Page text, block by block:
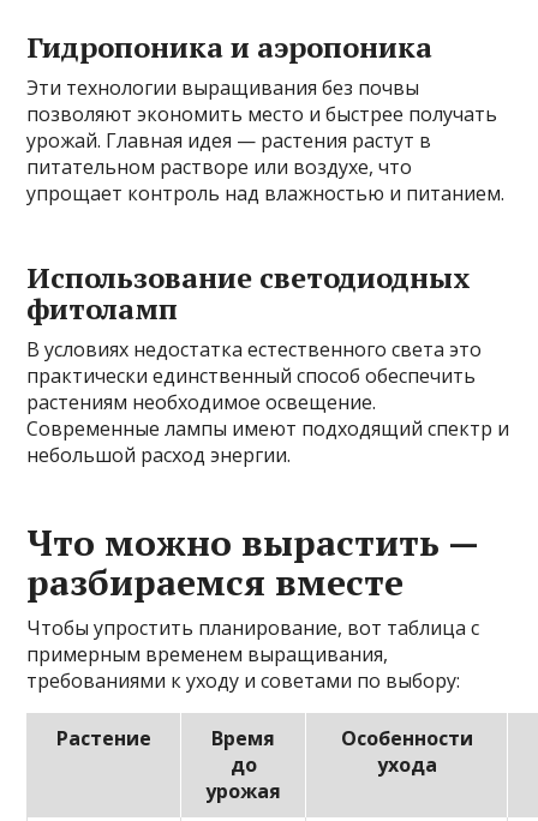
Гидропоника и аэропоника
Эти технологии выращивания без почвы
позволяют экономить место и быстрее получать
урожай. Главная идея — растения растут в
питательном растворе или воздухе, что
упрощает контроль над влажностью и питанием.
Использование светодиодных
фитоламп
В условиях недостатка естественного света это
практически единственный способ обеспечить
растениям необходимое освещение.
Современные лампы имеют подходящий спектр и
небольшой расход энергии.
Что можно вырастить —
разбираемся вместе
Чтобы упростить планирование, вот таблица с
примерным временем выращивания,
требованиями к уходу и советами по выбору:
Растение
Время
до
урожая
Особенности
ухода